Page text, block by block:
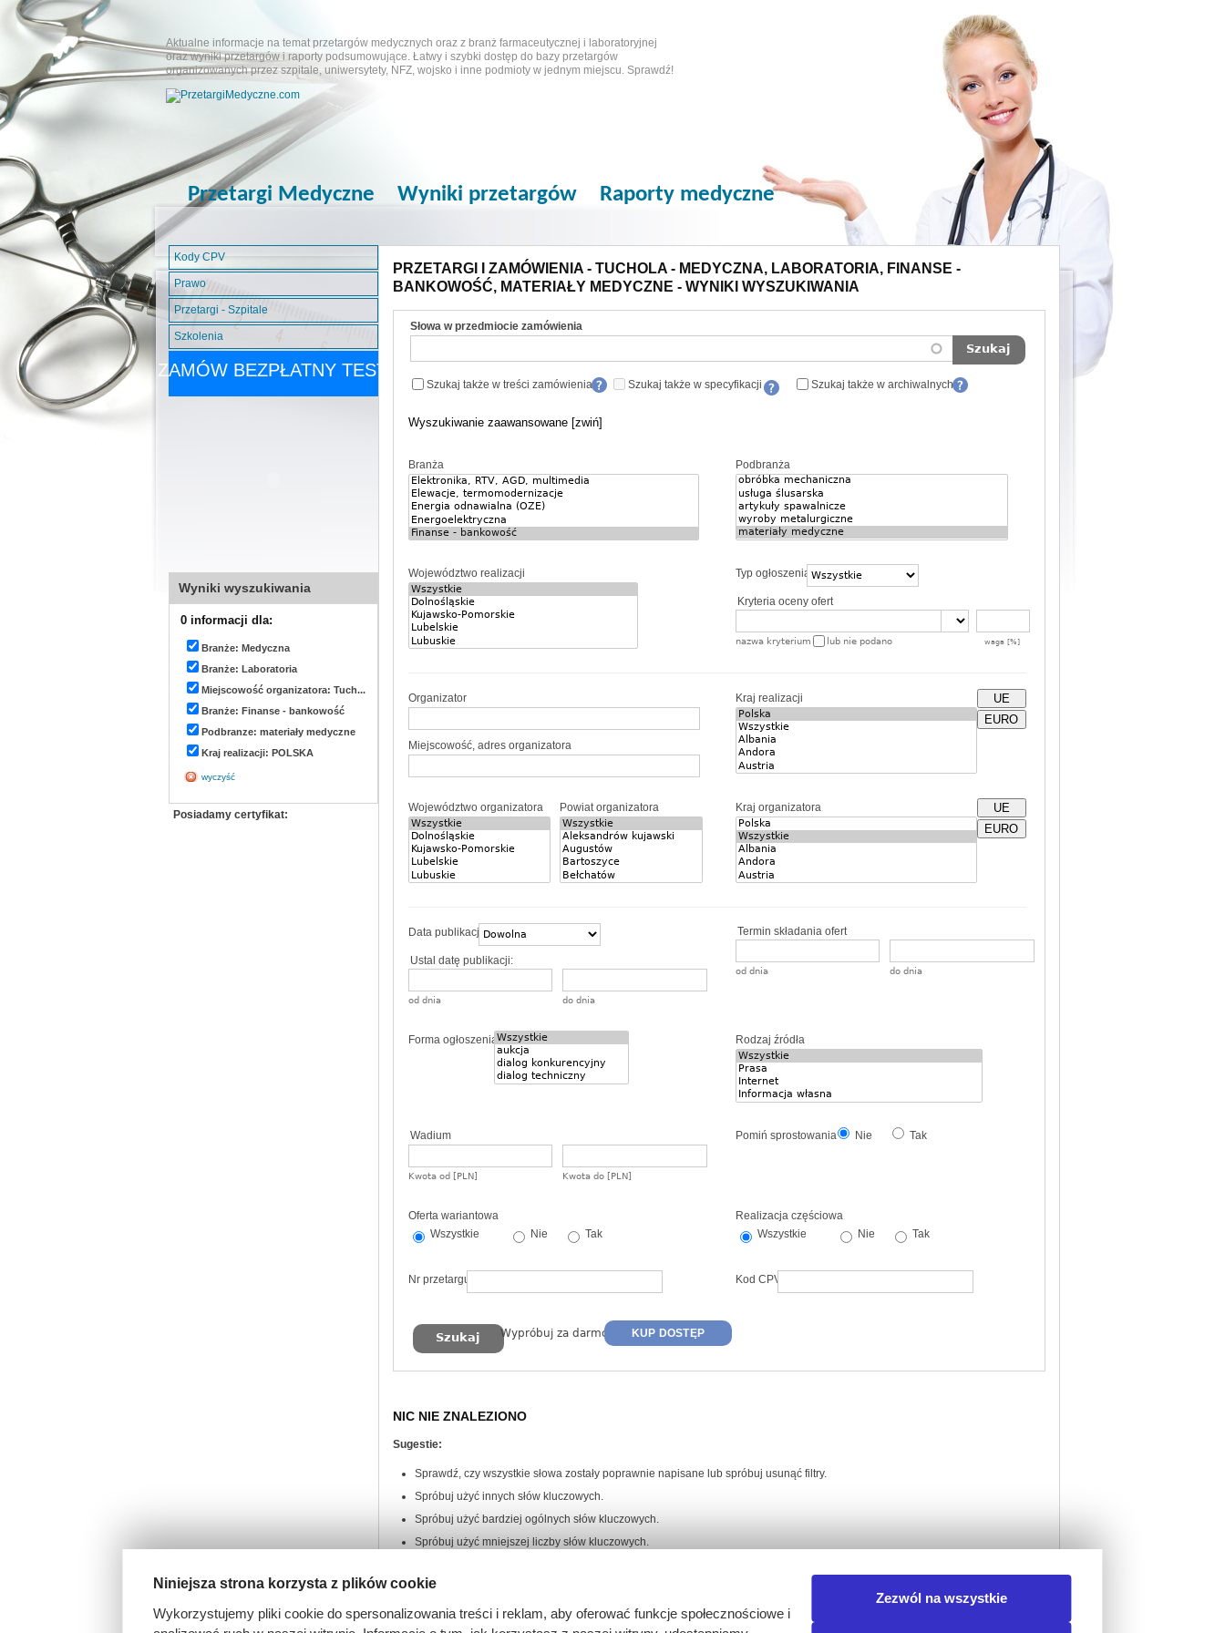
Aktualne informacje na temat przetargów medycznych oraz z branż farmaceutycznej i laboratoryjnej
oraz wyniki przetargów i raporty podsumowujące. Łatwy i szybki dostęp do bazy przetargów
organizowanych przez szpitale, uniwersytety, NFZ, wojsko i inne podmioty w jednym miejscu. Sprawdź!
Przetargi Medyczne Wyniki przetargów Raporty medyczne
PRZETARGI I ZAMÓWIENIA - TUCHOLA - MEDYCZNA, LABORATORIA, FINANSE -
BANKOWOŚĆ, MATERIAŁY MEDYCZNE - WYNIKI WYSZUKIWANIA
Słowa w przedmiocie zamówienia
Szukaj także w treści zamówienia Szukaj także w specyfikacji Szukaj także w archiwalnych
Wyszukiwanie zaawansowane [zwiń]
Branża Podbranża
Województwo realizacji Typ ogłoszenia
Kryteria oceny ofert
nazwa kryterium waga [%]
lub nie podano
Organizator
Miejscowość, adres organizatora
Kraj realizacji
UE
EURO
Województwo organizatora Powiat organizatora Kraj organizatora
UE
EURO
Data publikacji
Ustal datę publikacji:
od dnia do dnia
Termin składania ofert
od dnia do dnia
Forma ogłoszenia Rodzaj źródła
Wadium
Kwota od [PLN] Kwota do [PLN]
Pomiń sprostowania Nie Tak
Oferta wariantowa
Wszystkie
Nie Tak
Realizacja częściowa
Wszystkie
Nie Tak
Nr przetargu Kod CPV
Wypróbuj za darmo KUP DOSTĘP
NIC NIE ZNALEZIONO
Sugestie:
Sprawdź, czy wszystkie słowa zostały poprawnie napisane lub spróbuj usunąć filtry.
Spróbuj użyć innych słów kluczowych.
Spróbuj użyć bardziej ogólnych słów kluczowych.
Spróbuj użyć mniejszej liczby słów kluczowych.
Kody CPV
Prawo
Przetargi - Szpitale
Szkolenia
ZAMÓW BEZPŁATNY TEST
Wyniki wyszukiwania
0 informacji dla:
Branże: Medyczna
Branże: Laboratoria
Miejscowość organizatora: Tuch...
Branże: Finanse - bankowość
Podbranze: materiały medyczne
Kraj realizacji: POLSKA
wyczyść
Posiadamy certyfikat:
Niniejsza strona korzysta z plików cookie
Wykorzystujemy pliki cookie do spersonalizowania treści i reklam, aby oferować funkcje społecznościowe i
Zezwól na wszystkie